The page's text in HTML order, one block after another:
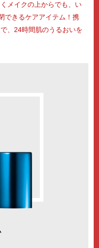
メイクの上からでも、い
できるケアアイテム！携
、24時間肌のうるおいを